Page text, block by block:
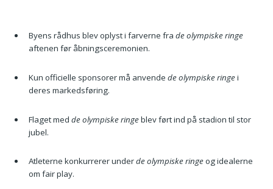
Byens rådhus blev oplyst i farverne fra de olympiske ringe
aftenen før åbningsceremonien.
Kun officielle sponsorer må anvende de olympiske ringei
deres markedsføring.
Flaget med de olympiske ringeblev ført ind på stadion til stor
jubel.
Atleterne konkurrerer underde olympiske ringeog idealerne
om fair play.